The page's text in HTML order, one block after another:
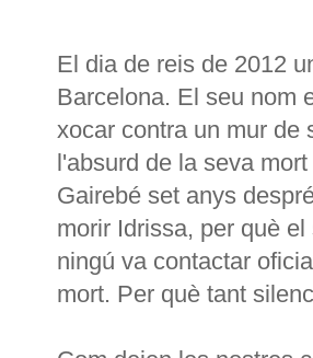
El dia de reis de 2012
Barcelona. El seu nom
xocar contra un mur de
l'absurd de la seva
Gairebé set anys
morir Idrissa, per què
ningú va contactar
mort. Per què tant